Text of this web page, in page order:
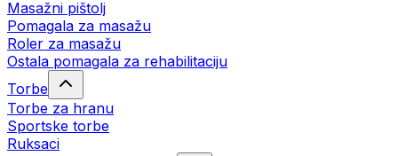
Masažni pištolj
Pomagala za masažu
Roler za masažu
Ostala pomagala za rehabilitaciju
Torbe
Torbe za hranu
Sportske torbe
Ruksaci